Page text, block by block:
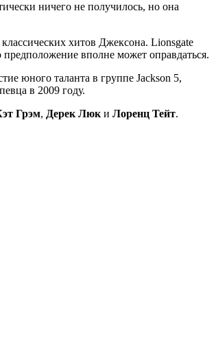
ничего не получилось, но она
хитов Джексона. Lionsgate
вполне может оправдаться.
юного таланта в группе Jackson 5,
в 2009 году.
Грэм, Дерек Люк и Лоренц Тейт.